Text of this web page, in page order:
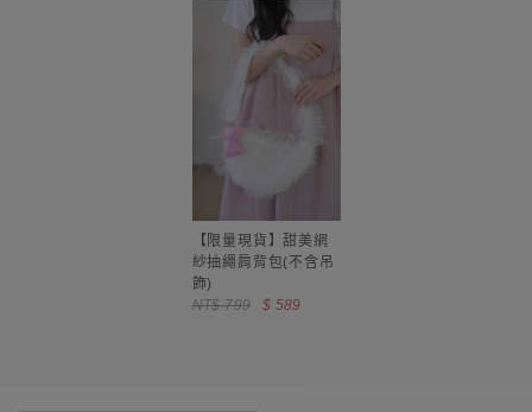
【限量現貨】甜美網
紗抽繩肩背包(不含吊
飾)
NT$ 799
$ 589